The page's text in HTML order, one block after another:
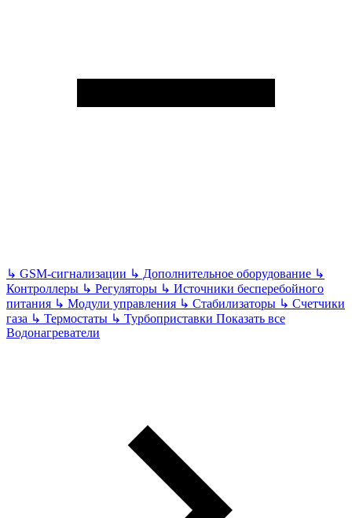
↳ GSM-сигнализации ↳ Дополнительное оборудование ↳
Контроллеры ↳ Регуляторы ↳ Источники бесперебойного
питания ↳ Модули управления ↳ Стабилизаторы ↳ Счетчики
газа ↳ Термостаты ↳ Турбоприставки Показать все
Водонагреватели